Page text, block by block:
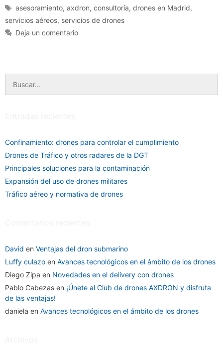
Etiquetas
asesoramiento,axdron,consultoría,drones en Madrid,
servicios aéreos, servicios de drones
Deja un comentario
Confinamiento: drones para controlar el cumplimiento
Drones de Tráfico y otros radares de la DGT
Principales soluciones para la contaminación
Expansión del uso de drones militares
Tráfico aéreo y normativa de drones
David en Ventajas del dron submarino
Luffy culazo en Avances tecnológicos en el ámbito de los drones
Diego Zipa en Novedades en el delivery con drones
Pablo Cabezas en ¡Únete al Club de drones AXDRON y disfruta
de las ventajas!
daniela en Avances tecnológicos en el ámbito de los drones